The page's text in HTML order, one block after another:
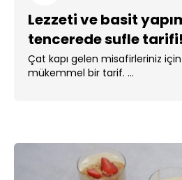
Lezzeti ve basit
tencerede sufle tarifi!
Çat kapı gelen misafirleriniz
mükemmel bir tarif. ...